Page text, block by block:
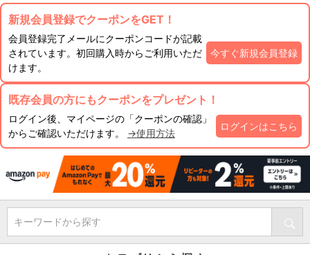
新規会員登録でクーポンをGET！
会員登録完了メールにクーポンコードが記載
されています。初回購入時からご利用いただ
けます。
今すぐ新規会員登録
既存会員の方にもクーポンをプレゼント！
ログイン後、マイページの「クーポンの確認」
からご確認いただけます。 →使用方法
ログインはこちら
キーワードから探す